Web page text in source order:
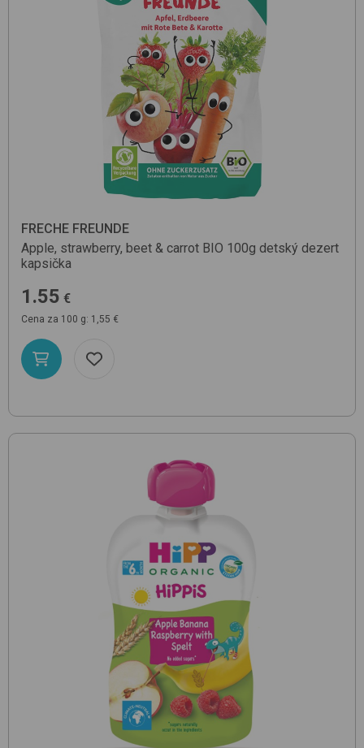
FRECHE FREUNDE
Apple, strawberry, beet & carrot BIO 100g detský dezert
kapsička
1.55 €
Cena za 100 g: 1,55 €